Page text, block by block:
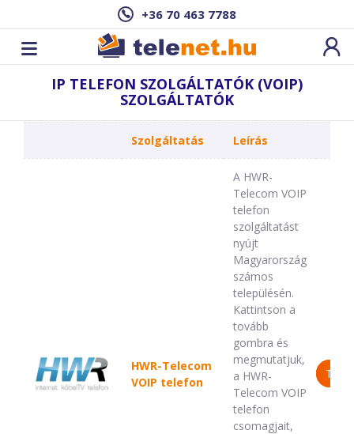
+36 70 463 7788
IP TELEFON SZOLGÁLTATÓK (VOIP)
SZOLGÁLTATÓK
Szolgáltatás Leírás
HWR-Telecom
VOIP telefon
A HWR-
Telecom VOIP
telefon
szolgáltatást
nyújt
Magyarország
számos
településén.
Kattintson a
tovább
gombra és
megmutatjuk,
a HWR-
Telecom VOIP
telefon
csomagjait,